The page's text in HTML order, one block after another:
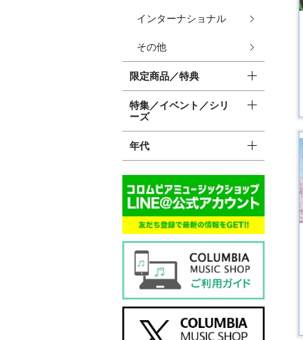
インターナショナル
その他
限定商品／特典
特集／イベント／シリ
ーズ
年代